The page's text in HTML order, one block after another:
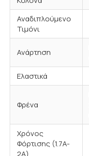
Αναδιπλούμενο
Τιμόνι
Ανάρτηση
Ελαστικά
Φρένα
Χρόνος
Φόρτισης (1.7A-
2A)